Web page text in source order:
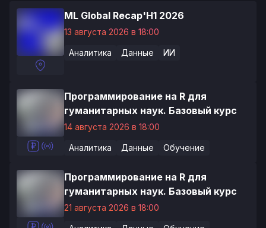
ML Global Recap'H1 2026
13 августа 2026 в 18:00
Аналитика Данные ИИ
Программирование на R для
гуманитарных наук. Базовый курс
14 августа 2026 в 18:00
Аналитика Данные Обучение
Программирование на R для
гуманитарных наук. Базовый курс
21 августа 2026 в 18:00